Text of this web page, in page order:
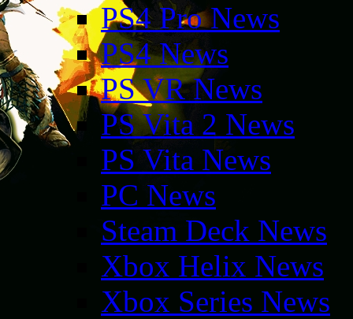
PS4 Pro News
PS4 News
PS VR News
PS Vita 2 News
PS Vita News
PC News
Steam Deck News
Xbox Helix News
Xbox Series News